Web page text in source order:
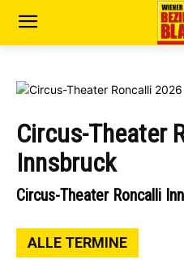
Circus-Theater
Innsbruck
Circus-Theater Roncalli
ALLE TERMINE